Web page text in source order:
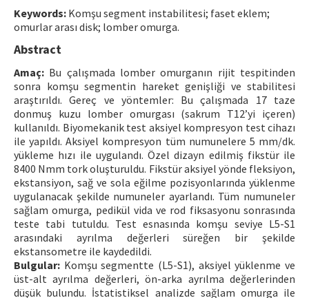
Keywords: Komşu segment instabilitesi; faset eklem;
omurlar arası disk; lomber omurga.
Abstract
Amaç: Bu çalışmada lomber omurganın rijit tespitinden
sonra komşu segmentin hareket genişliği ve stabilitesi
araştırıldı. Gereç ve yöntemler: Bu çalışmada 17 taze
donmuş kuzu lomber omurgası (sakrum T12’yi içeren)
kullanıldı. Biyomekanik test aksiyel kompresyon test cihazı
ile yapıldı. Aksiyel kompresyon tüm numunelere 5 mm/dk.
yükleme hızı ile uygulandı. Özel dizayn edilmiş fikstür ile
8400 Nmm tork oluşturuldu. Fikstür aksiyel yönde fleksiyon,
ekstansiyon, sağ ve sola eğilme pozisyonlarında yüklenme
uygulanacak şekilde numuneler ayarlandı. Tüm numuneler
sağlam omurga, pedikül vida ve rod fiksasyonu sonrasında
teste tabi tutuldu. Test esnasında komşu seviye L5-S1
arasındaki ayrılma değerleri süreğen bir şekilde
ekstansometre ile kaydedildi.
Bulgular: Komşu segmentte (L5-S1), aksiyel yüklenme ve
üst-alt ayrılma değerleri, ön-arka ayrılma değerlerinden
düşük bulundu. İstatistiksel analizde sağlam omurga ile